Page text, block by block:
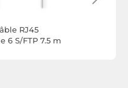
RJ45
6 S/FTP 7.5 m